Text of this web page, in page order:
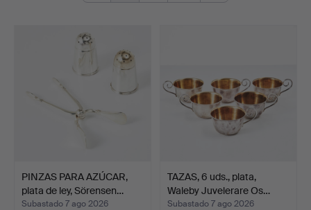
PINZAS PARA AZÚCAR,
plata de ley, Sörensen…
Subastado 7 ago 2026
TAZAS, 6 uds., plata,
Waleby Juvelerare Os…
Subastado 7 ago 2026